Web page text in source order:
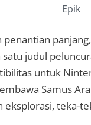
Epik
penantian
judul
untuk
Samus
teka-